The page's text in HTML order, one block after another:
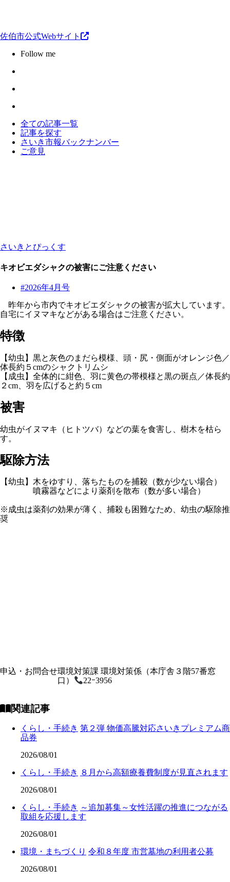
佐伯市公式Webサイト
Follow me
全ての記事一覧
記事を探す
さいき市報バックナンバー
ご意見
さいきとぴっくす
キオビエダシャクの被害にご注意ください
#2026年4月号
昨年から市内でキオビエダシャクの被害が拡大しています。
自宅にイヌマキなどがある場合はご注意ください。
特徴
【幼虫】黒と灰色のまだら模様、頭・尻・側面がオレンジ色／
体長約５cmのシャクトリムシ
【成虫】全体的に紺色、羽に黄色の帯模様と黒の斑点／体長約
２cm、羽を広げると約５cm
被害
幼虫がイヌマキ（ヒトツバ）などの葉を食害し、樹木を枯ら
す。
駆除方法
【幼虫】木をゆすり、落ちたものを捕殺（数が少ない場合）
噴霧器などにより薬剤を散布（数が多い場合）
※成虫は薬剤の効果が薄く、捕殺も困難なため、幼虫の駆除推
奨
申込・お問合せ環境対策課 環境対策係（本庁舎３階57番窓
口）
22ｰ3956
関連記事
くらし・手続き 第２弾 物価高騰対応さいきプレミアム商
品券
2026/08/01
くらし・手続き ８月から高額療養費制度が見直されます
2026/08/01
くらし・手続き ～追加募集～女性活躍の推進につながる
取組を応援します
2026/08/01
環境・まちづくり 令和８年度 市営墓地の利用者公募
2026/08/01